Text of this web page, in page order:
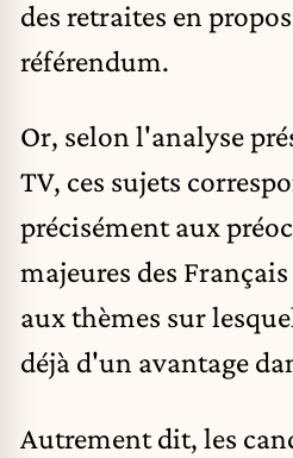
des retraites en
référendum.
Or, selon l'analyse
TV, ces sujets
précisément aux
majeures des
aux thèmes sur
déjà d'un avantage
Autrement dit, les